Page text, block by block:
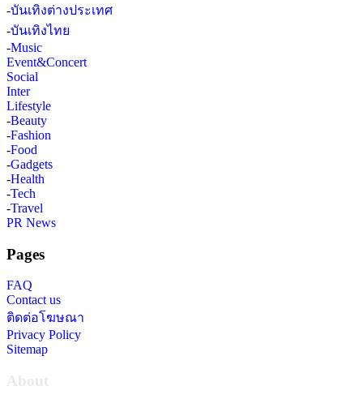
-บันเทิงต่างประเทศ
-บันเทิงไทย
-Music
Event&Concert
Social
Inter
Lifestyle
-Beauty
-Fashion
-Food
-Gadgets
-Health
-Tech
-Travel
PR News
Pages
FAQ
Contact us
ติดต่อโฆษณา
Privacy Policy
Sitemap